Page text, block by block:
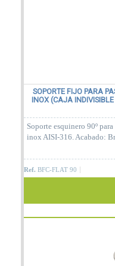
SOPORTE FIJO PARA
INOX (CAJA
Soporte esquinero 90º
inox AISI-316. Acabado:
Ref. BFC-FLAT 90